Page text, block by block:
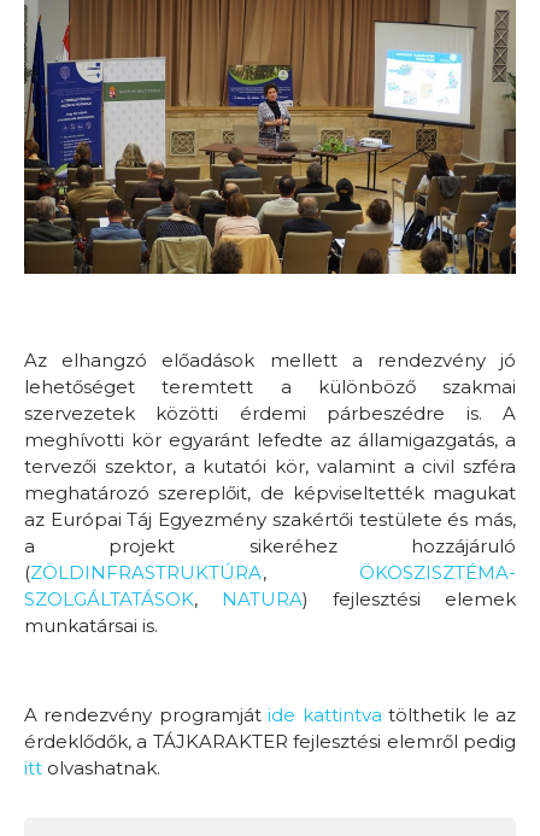
Az elhangzó előadások mellett a rendezvény jó
lehetőséget teremtett a különböző szakmai
szervezetek közötti érdemi párbeszédre is. A
meghívotti kör egyaránt lefedte az államigazgatás, a
tervezői szektor, a kutatói kör, valamint a civil szféra
meghatározó szereplőit, de képviseltették magukat
az Európai Táj Egyezmény szakértői testülete és más,
a projekt sikeréhez hozzájáruló
(ZÖLDINFRASTRUKTÚRA, ÖKOSZISZTÉMA-
SZOLGÁLTATÁSOK, NATURA) fejlesztési elemek
munkatársai is.
A rendezvény programjátide kattintva tölthetik le az
érdeklődők, a TÁJKARAKTER fejlesztési elemről pedig
itt olvashatnak.